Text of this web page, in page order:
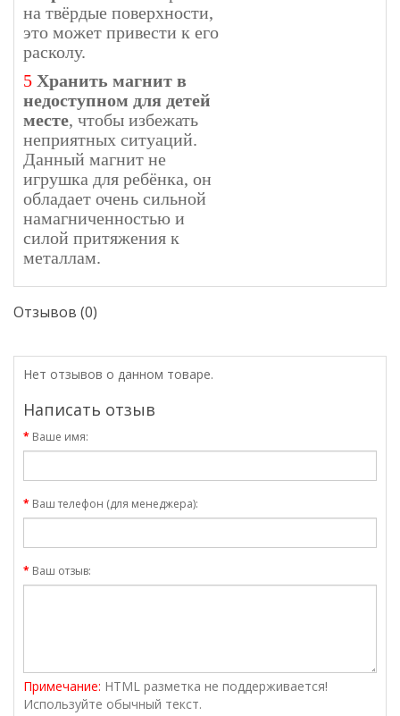
на твёрдые поверхности,
это может привести к его
расколу.
5 Хранить магнит в
недоступном для детей
месте, чтобы избежать
неприятных ситуаций.
Данный магнит не
игрушка для ребёнка, он
обладает очень сильной
намагниченностью и
силой притяжения к
металлам.
Отзывов (0)
Нет отзывов о данном товаре.
Написать отзыв
Ваше имя:
Ваш телефон (для менеджера):
Ваш отзыв:
Примечание: HTML разметка не поддерживается!
Используйте обычный текст.